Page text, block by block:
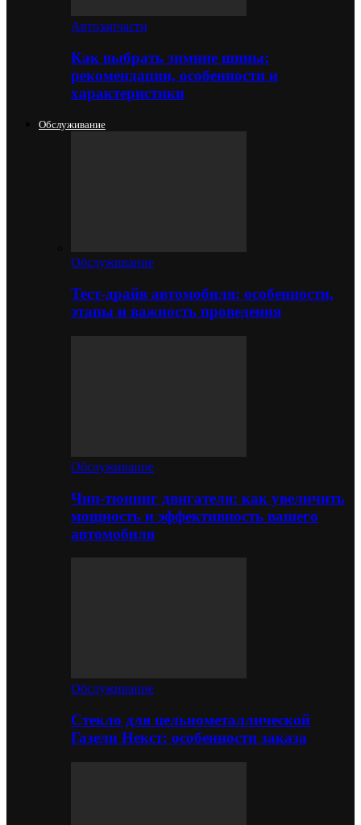
Автозапчасти
Как выбрать зимние шины:
рекомендации, особенности и
характеристики
Обслуживание
Обслуживание
Тест-драйв автомобиля: особенности,
этапы и важность проведения
Обслуживание
Чип-тюнинг двигателя: как увеличить
мощность и эффективность вашего
автомобиля
Обслуживание
Стекло для цельнометаллической
Газели Некст: особенности заказа